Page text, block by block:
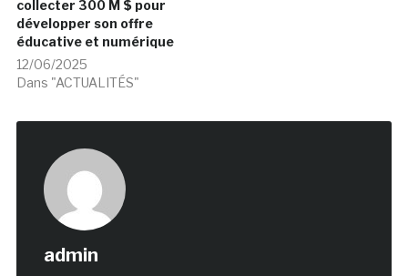
collecter 300 M $ pour
développer son offre
éducative et numérique
12/06/2025
Dans "ACTUALITÉS"
admin